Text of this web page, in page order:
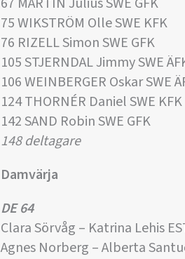
75 WIKSTRÖM Olle SWE KFK
76 RIZELL Simon SWE GFK
105 STJERNDAL Jimmy SWE
106 WEINBERGER Oskar SWE
124 THORNÉR Daniel SWE KFK
142 SAND Robin SWE GFK
148 deltagare
Damvärja
DE 64
Clara Sörvåg – Katrina Lehis
Agnes Norberg – Alberta